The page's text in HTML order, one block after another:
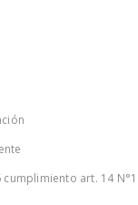
art. 14 N°1